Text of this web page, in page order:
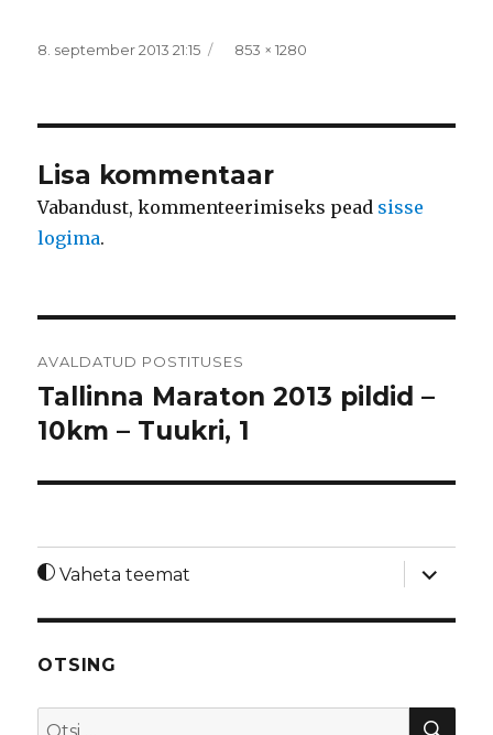
Postitatud
8. september 2013 21:15 Täissuurus
853 × 1280
Lisa kommentaar
Vabandust, kommenteerimiseks pead sisse
logima.
AVALDATUD POSTITUSES
Tallinna Maraton 2013 pildid –
10km – Tuukri, 1
Vaheta teemat
laienda
OTSING
Otsi: